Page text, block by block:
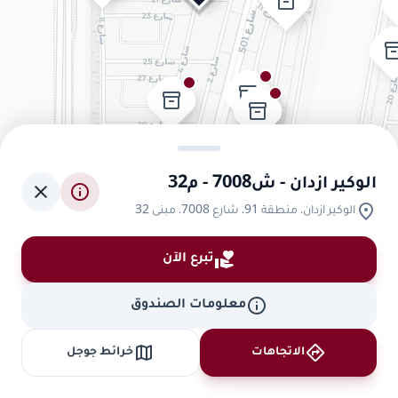
inventory_2 inventory_2
inventory_2
inventory_2
الوكير ازدان - ش7008 - م32
location_on الوكير ازدان، منطقة 91، شارع 7008، مبنى 32
info
close
volunteer_activismتبرع الآن
infoمعلومات الصندوق
directions الاتجاهات map خرائط جوجل